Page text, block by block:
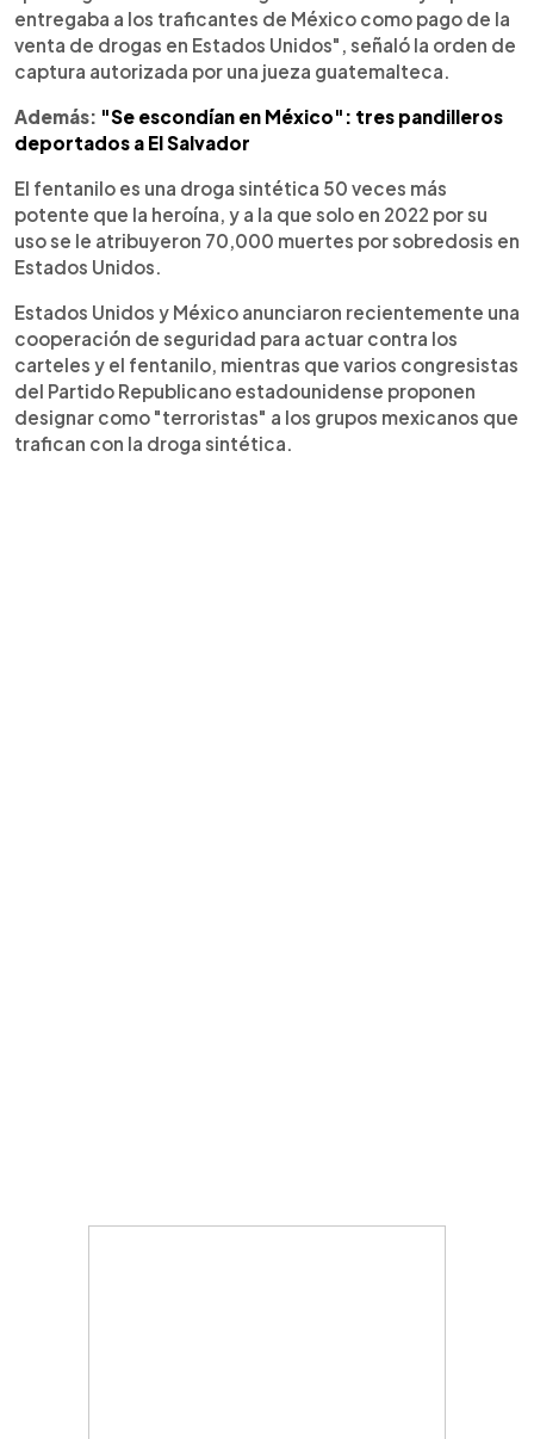
entregaba a los traficantes de México como pago de la
venta de drogas en Estados Unidos", señaló la orden de
captura autorizada por una jueza guatemalteca.
Además: "Se escondían en México": tres pandilleros
deportados a El Salvador
El fentanilo es una droga sintética 50 veces más
potente que la heroína, y a la que solo en 2022 por su
uso se le atribuyeron 70,000 muertes por sobredosis en
Estados Unidos.
Estados Unidos y México anunciaron recientemente una
cooperación de seguridad para actuar contra los
carteles y el fentanilo, mientras que varios congresistas
del Partido Republicano estadounidense proponen
designar como "terroristas" a los grupos mexicanos que
trafican con la droga sintética.